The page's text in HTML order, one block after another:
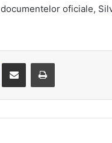
oficiale,
Share via Email Print